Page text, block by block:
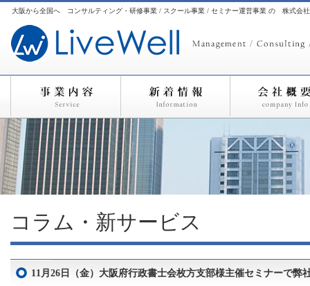
大阪から全国へ コンサルティング・研修事業 / スクール事業 / セミナー運営事業 の 株式会
コラム・新サービス
11月26日（金）大阪府行政書士会枚方支部様主催セミナーで弊